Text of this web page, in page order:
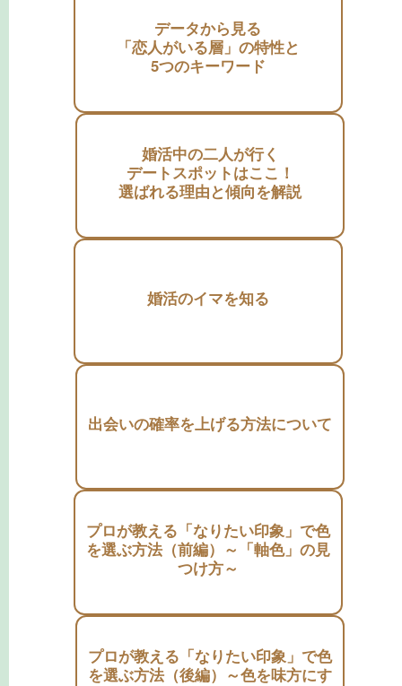
データから見る
「恋人がいる層」の特性と
5つのキーワード
婚活中の二人が行く
デートスポットはここ！
選ばれる理由と傾向を解説
婚活のイマを知る
出会いの確率を上げる方法について
プロが教える「なりたい印象」で色
を選ぶ方法（前編）～「軸色」の見
つけ方～
プロが教える「なりたい印象」で色
を選ぶ方法（後編）～色を味方にす